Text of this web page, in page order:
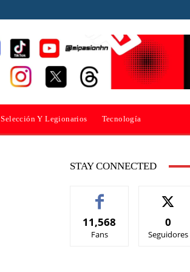
Selección Y Legionarios Tecnología
STAY CONNECTED
11,568
Fans
0
Seguidores